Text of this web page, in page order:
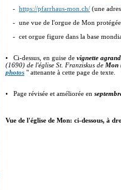
- https://pfarrhaus-mon.ch/ (une
- une vue de l'orgue de Mon
- cet orgue figure dans la base
• Ci-dessus, en guise de vignette
(1690) de l'église St. Franziskus de Mon
photos " attenante à cette page de texte.
• Page révisée et améliorée en
Vue de l'église de Mon: ci-dessous, à